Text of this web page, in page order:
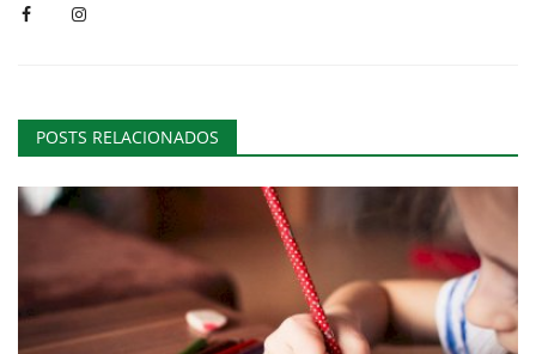
POSTS RELACIONADOS